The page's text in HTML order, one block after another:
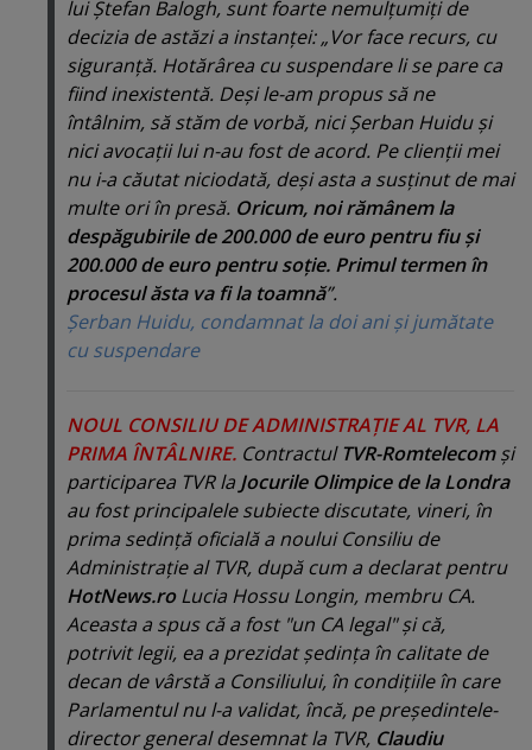
lui Ştefan Balogh, sunt foarte nemulţumiţi de
decizia de astăzi a instanţei: „Vor face recurs, cu
siguranţă. Hotărârea cu suspendare li se pare ca
fiind inexistentă. Deşi le-am propus să ne
întâlnim, să stăm de vorbă, nici Şerban Huidu şi
nici avocaţii lui n-au fost de acord. Pe clienţii mei
nu i-a căutat niciodată, deşi asta a susţinut de mai
multe ori în presă. Oricum, noi rămânem la
despăgubirile de 200.000 de euro pentru fiu şi
200.000 de euro pentru soţie. Primul termen în
procesul ăsta va fi la toamnă”.
Şerban Huidu, condamnat la doi ani şi jumătate
cu suspendare
NOUL CONSILIU DE ADMINISTRAŢIE AL TVR, LA
PRIMA ÎNTÂLNIRE. ContractulTVR-Romtelecomşi
participarea TVR la Jocurile Olimpice de la Londra
au fost principalele subiecte discutate, vineri, în
prima sedinţă oficială a noului Consiliu de
Administraţie al TVR, după cum a declarat pentru
HotNews.roLucia Hossu Longin, membru CA.
Aceasta a spus că a fost "un CA legal" şi că,
potrivit legii, ea a prezidat şedinţa în calitate de
decan de vârstă a Consiliului, în condiţiile în care
Parlamentul nu l-a validat, încă, pe preşedintele-
director general desemnat la TVR, Claudiu